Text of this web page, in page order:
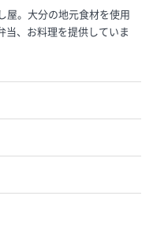
屋。大分の地元食材を使用
当、お料理を提供していま